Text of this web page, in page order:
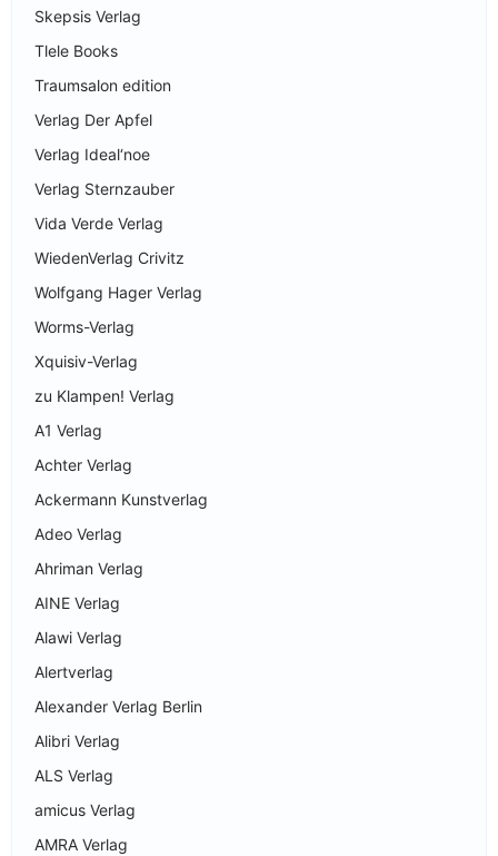
Skepsis Verlag
Tlele Books
Traumsalon edition
Verlag Der Apfel
Verlag Ideal‘noe
Verlag Sternzauber
Vida Verde Verlag
WiedenVerlag Crivitz
Wolfgang Hager Verlag
Worms-Verlag
Xquisiv-Verlag
zu Klampen! Verlag
A1 Verlag
Achter Verlag
Ackermann Kunstverlag
Adeo Verlag
Ahriman Verlag
AINE Verlag
Alawi Verlag
Alertverlag
Alexander Verlag Berlin
Alibri Verlag
ALS Verlag
amicus Verlag
AMRA Verlag